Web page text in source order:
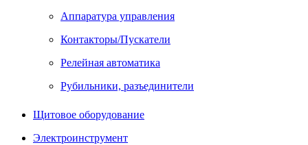
Аппаратура управления
Контакторы/Пускатели
Релейная автоматика
Рубильники, разъединители
Щитовое оборудование
Электроинструмент